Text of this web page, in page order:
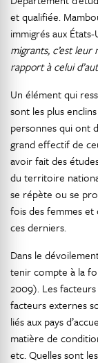
et qualifiée.
immigrés aux
migrants, c’est
rapport à celui
Un élément qui
sont les plus
personnes qui ont
grand effectif de
avoir fait des
du territoire
se répète ou se
fois des femmes et
ces derniers.
Dans le
tenir compte à la
2009). Les
facteurs externes
liés aux pays
matière de
etc. Quelles sont